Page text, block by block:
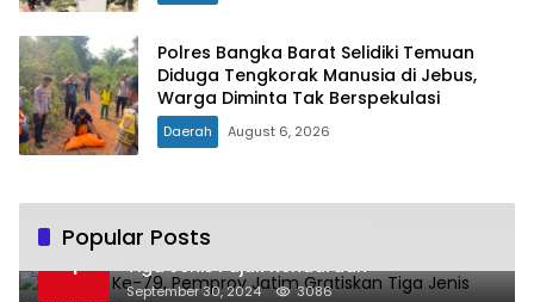
Polres Bangka Barat Selidiki Temuan
Diduga Tengkorak Manusia di Jebus,
Warga Diminta Tak Berspekulasi
Daerah August 6, 2026
Popular Posts
1
Hari Jadi Ke-79, Pemprov Jatim Gratiskan
Tiga Jenis Pajak Kendaraan
September 30, 2024 3086